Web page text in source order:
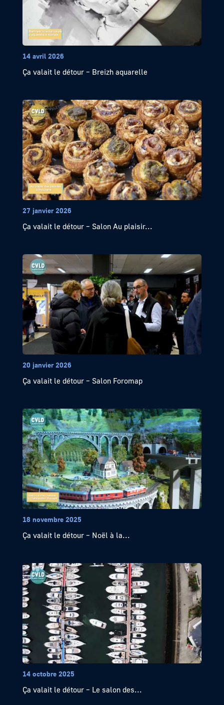
14 avril 2026
Ça valait le détour – Breizh aquarelle
27 janvier 2026
Ça valait le détour – Salon Au plaisir...
20 janvier 2026
Ça valait le détour – Salon Foromap
18 novembre 2025
Ça valait le détour – Noël à la...
14 octobre 2025
Ça valait le détour – Le salon des...